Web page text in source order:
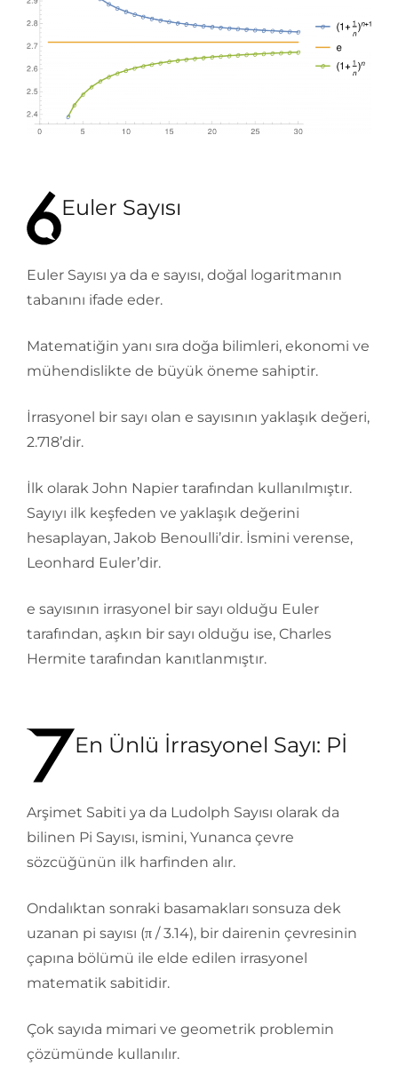
Euler Sayısı
Euler Sayısı ya da e sayısı, doğal logaritmanın
tabanını ifade eder.
Matematiğin yanı sıra doğa bilimleri, ekonomi ve
mühendislikte de büyük öneme sahiptir.
İrrasyonel bir sayı olan e sayısının yaklaşık değeri,
2.718’dir.
İlk olarak John Napier tarafından kullanılmıştır.
Sayıyı ilk keşfeden ve yaklaşık değerini
hesaplayan, Jakob Benoulli’dir. İsmini verense,
Leonhard Euler’dir.
e sayısının irrasyonel bir sayı olduğu Euler
tarafından, aşkın bir sayı olduğu ise, Charles
Hermite tarafından kanıtlanmıştır.
En Ünlü İrrasyonel Sayı: Pİ
Arşimet Sabiti ya da Ludolph Sayısı olarak da
bilinen Pi Sayısı, ismini, Yunanca çevre
sözcüğünün ilk harfinden alır.
Ondalıktan sonraki basamakları sonsuza dek
uzanan pi sayısı (π / 3.14), bir dairenin çevresinin
çapına bölümü ile elde edilen irrasyonel
matematik sabitidir.
Çok sayıda mimari ve geometrik problemin
çözümünde kullanılır.